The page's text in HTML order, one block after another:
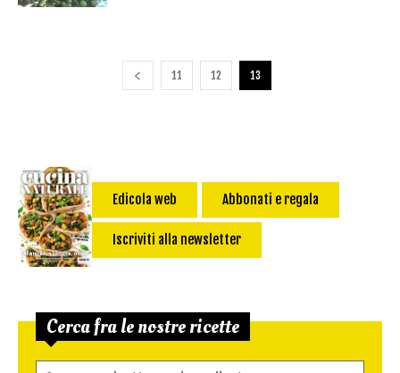
11 12 13
Edicola web Abbonati e regala
Iscriviti alla newsletter
Cerca fra le nostre ricette